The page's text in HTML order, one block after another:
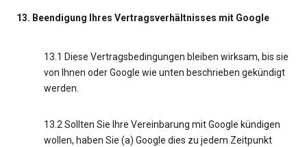
13. Beendigung Ihres Vertragsverhältnisses mit Google
13.1 Diese Vertragsbedingungen bleiben wirksam, bis sie
von Ihnen oder Google wie unten beschrieben gekündigt
werden.
13.2 Sollten Sie Ihre Vereinbarung mit Google kündigen
wollen, haben Sie (a) Google dies zu jedem Zeitpunkt